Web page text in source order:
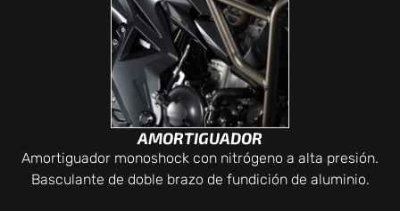
AMORTIGUADOR
Amortiguador monoshock con nitrógeno a alta presión.
Basculante de doble brazo de fundición de aluminio.